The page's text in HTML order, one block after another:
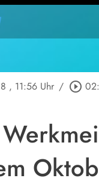
, 11:56 Uhr / play_circle_outline